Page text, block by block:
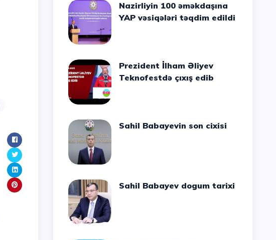
Nazirliyin 100 əməkdaşına
YAP vəsiqələri təqdim edildi
Prezident İlham Əliyev
Teknofestdə çıxış edib
Sahil Babayevin son cixisi
Sahil Babayev dogum tarixi